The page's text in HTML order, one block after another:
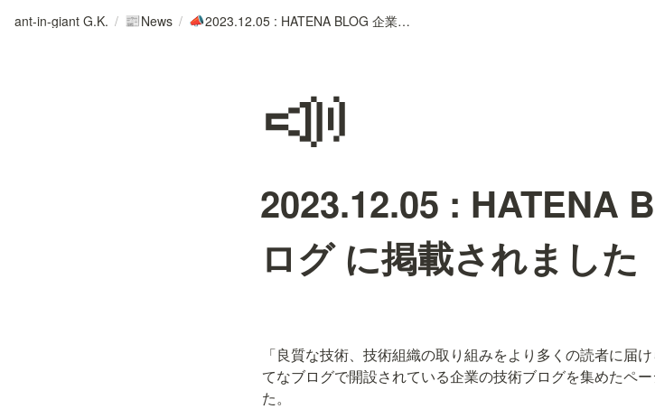
ant-in-giant G.K. / 📰News / 📣 2023.12.05 : HATENA BLOG 企業技術ブログ に掲載されました
📣
2023.12.05 : HATENA
ログ に掲載されました
「良質な技術、技術組織の取り組みをより多くの読者に届
てなブログで開設されている企業の技術ブログを集めたペ
た。